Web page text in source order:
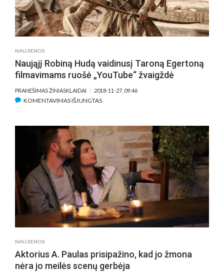
NAUJIENOS
Naująjį Robiną Hudą vaidinusį Taroną Egertoną
filmavimams ruošė „YouTube“ žvaigždė
PRANEŠIMAS ŽINIASKLAIDAI 2018-11-27, 09:46
KOMENTAVIMAS IŠJUNGTASĮRAŠE
HUDĄ
VAIDINUSĮ
TARONĄ
EGERTONĄ
FILMAVIMAMS
RUOŠĖ
„YOUTUBE“
ŽVAIGŽDĖ
NAUJIENOS
Aktorius A. Paulas prisipažino, kad jo žmona
nėra jo meilės scenų gerbėja